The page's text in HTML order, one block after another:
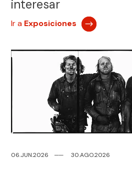
interesar
Ir a Exposiciones
06.JUN.2026── 30.AGO.2026